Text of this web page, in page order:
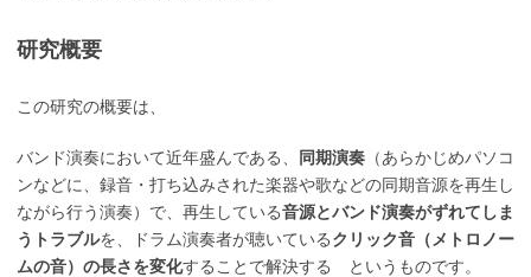
研究概要
この研究の概要は、
バンド演奏において近年盛んである、 同期演奏 （あらかじめパソコ
ンなどに、録音・打ち込みされた楽器や歌などの同期音源を再生し
ながら行う演奏）で、再生している音源とバンド演奏がずれてしま
うトラブルを、ドラム演奏者が聴いているクリック音（メトロノー
ムの音）の長さを変化することで解決する というものです。